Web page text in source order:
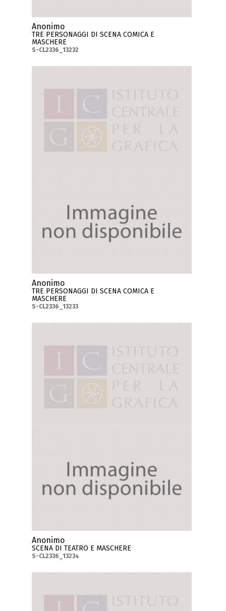
Anonimo
TRE PERSONAGGI DI SCENA COMICA E
MASCHERE
S-CL2336_13232
Anonimo
TRE PERSONAGGI DI SCENA COMICA E
MASCHERE
S-CL2336_13233
Anonimo
SCENA DI TEATRO E MASCHERE
S-CL2336_13234